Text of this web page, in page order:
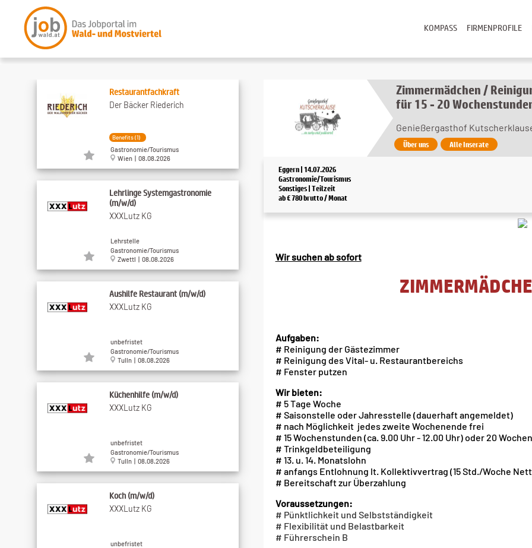
FIRMENPROFILE
KOMPASS
Zimmermädchen /
für 15 - 20
Genießergasthof
Über uns Alle Inserate
Eggern | 14.07.2026
Gastronomie/Tourismus
Sonstiges | Teilzeit
ab € 780 brutto / Monat
Wir suchen ab sofort
Aufgaben:
# Reinigung der Gästezimmer
# Reinigung des Vital- u. Restaurantbereichs
# Fenster putzen
Wir bieten:
# 5 Tage Woche
# Saisonstelle oder Jahresstelle (dauerhaft angemeldet)
# nach Möglichkeit jedes zweite Wochenende frei
# 15 Wochenstunden (ca. 9.00 Uhr - 12.00 Uhr) oder 20
# Trinkgeldbeteiligung
# 13. u. 14. Monatslohn
# anfangs Entlohnung lt. Kollektivvertrag (15 Std./Woche
# Bereitschaft zur Überzahlung
Voraussetzungen:
# Pünktlichkeit und Selbstständigkeit
# Flexibilität und Belastbarkeit
# Führerschein B
Restaurantfachkraft
Der Bäcker Riederich
Benefits (1)
Gastronomie/Tourismus
Wien | 08.08.2026
Lehrlinge Systemgastronomie
(m/w/d)
XXXLutz KG
Lehrstelle
Gastronomie/Tourismus
Zwettl | 08.08.2026
Aushilfe Restaurant (m/w/d)
XXXLutz KG
unbefristet
Gastronomie/Tourismus
Tulln | 08.08.2026
Küchenhilfe (m/w/d)
XXXLutz KG
unbefristet
Gastronomie/Tourismus
Tulln | 08.08.2026
Koch (m/w/d)
XXXLutz KG
unbefristet